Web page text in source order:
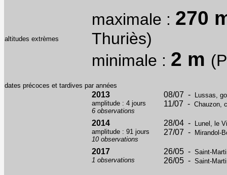
altitudes extrèmes
maximale : 270
Thuriès)
minimale : 2 m
dates précoces et tardives par années
2013
amplitude : 4 jours
6 observations
08/07 - Lussas,
11/07 - Chauzon,
2014
amplitude : 91 jours
10 observations
28/04 - Lunel, le
27/07 - Mirandol-
2017
1 observations
26/05 - Saint-
26/05 - Saint-